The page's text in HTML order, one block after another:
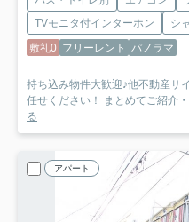
TVモニタ付インターホン
シ
敷礼0 フリーレント パノラマ
持ち込み物件大歓迎♪他不動産サ
任せください！ まとめてご紹介
る
アパート